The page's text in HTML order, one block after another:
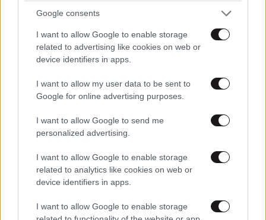
Google consents
I want to allow Google to enable storage
related to advertising like cookies on web or
device identifiers in apps.
I want to allow my user data to be sent to
Google for online advertising purposes.
I want to allow Google to send me
personalized advertising.
I want to allow Google to enable storage
related to analytics like cookies on web or
device identifiers in apps.
I want to allow Google to enable storage
Εριέττα Κούρκουλου – Τα 33α γενέθλια και τα
φιλιά με τον Βύρωνα Βασιλειάδη: «Καμία στιγμή